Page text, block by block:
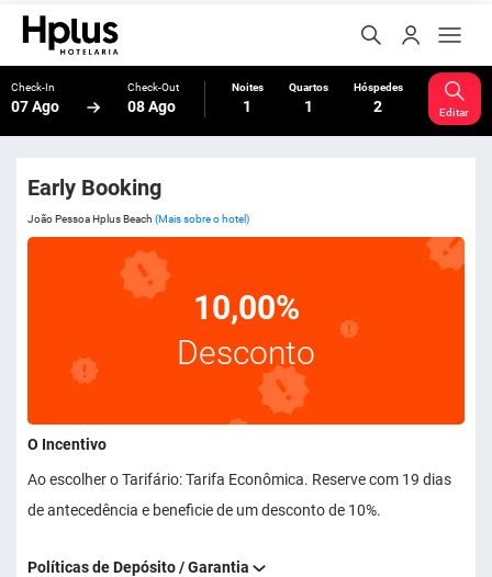
Check-In
07 Ago
Check-Out
08 Ago
Noites
1
Quartos
1
Hóspedes
2 Editar
Early Booking
João Pessoa Hplus Beach (Mais sobre o hotel)
10,00%
Desconto
O Incentivo
Ao escolher o Tarifário: Tarifa Econômica. Reserve com 19 dias
de antecedência e beneficie de um desconto de 10%.
Políticas de Depósito / Garantia